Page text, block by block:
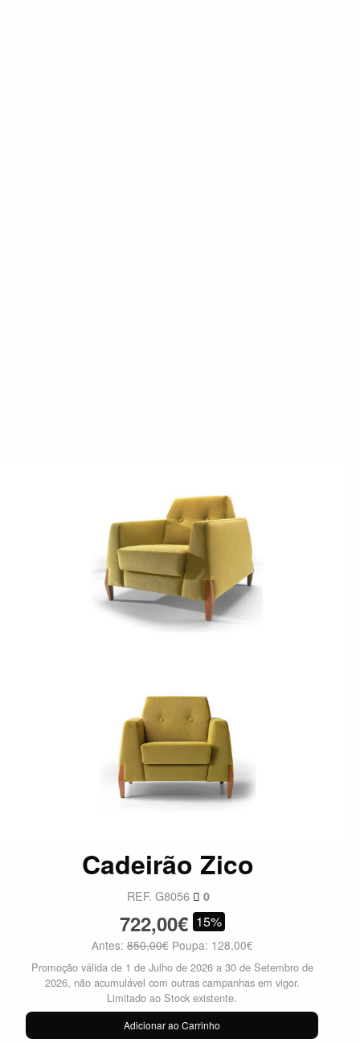
Cadeirão Zico
REF. G8056 0
722,00€ 15%
Antes:850,00€ Poupa: 128,00€
Promoção válida de 1 de Julho de 2026 a 30 de Setembro de
2026, não acumulável com outras campanhas em vigor.
Limitado ao Stock existente.
Adicionar ao Carrinho